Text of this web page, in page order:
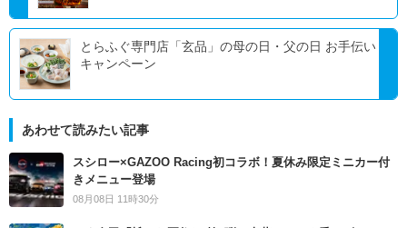
とらふぐ専門店「玄品」の母の日・父の日 お手伝い
キャンペーン
あわせて読みたい記事
スシロー×GAZOO Racing初コラボ！夏休み限定ミニカー付
きメニュー登場
08月08日 11時30分